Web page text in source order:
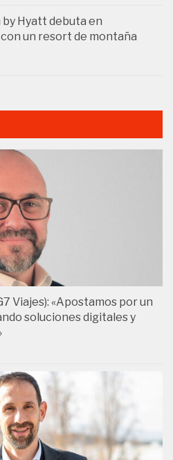
Hyatt debuta en
un resort de montaña
Viajes): «Apostamos por un
soluciones digitales y